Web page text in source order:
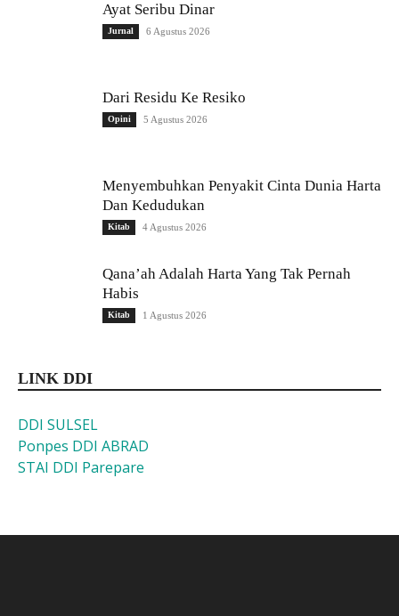
Ayat Seribu Dinar
Jurnal 6 Agustus 2026
Dari Residu Ke Resiko
Opini 5 Agustus 2026
Menyembuhkan Penyakit Cinta Dunia Harta
Dan Kedudukan
Kitab 4 Agustus 2026
Qana’ah Adalah Harta Yang Tak Pernah
Habis
Kitab 1 Agustus 2026
LINK DDI
DDI SULSEL
Ponpes DDI ABRAD
STAI DDI Parepare